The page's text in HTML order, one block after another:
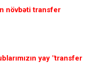
növbəti transfer
yay "transfer